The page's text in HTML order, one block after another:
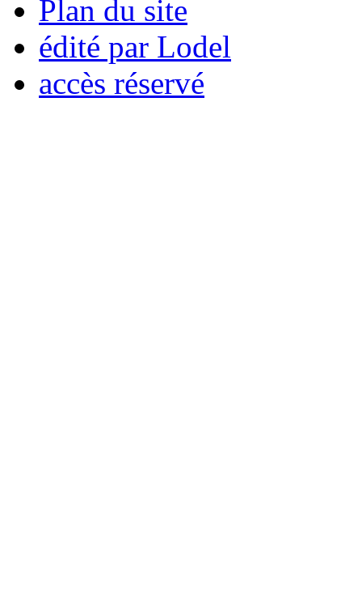
Plan du site
édité par Lodel
accès réservé